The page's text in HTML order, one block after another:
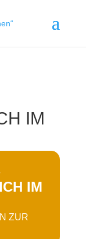
IM
IM
ZUR